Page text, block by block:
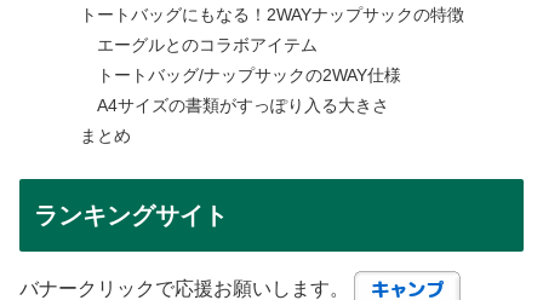
トートバッグにもなる！2WAYナップサックの特徴
エーグルとのコラボアイテム
トートバッグ/ナップサックの2WAY仕様
A4サイズの書類がすっぽり入る大きさ
まとめ
ランキングサイト
バナークリックで応援お願いします。